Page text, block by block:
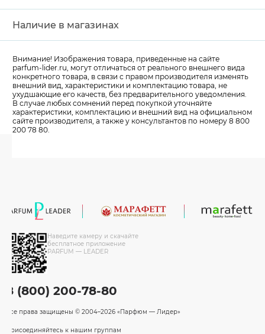
Наличие в магазинах
Внимание! Изображения товара, приведенные на сайте
parfum-lider.ru, могут отличаться от реального внешнего вида
конкретного товара, в связи с правом производителя изменять
внешний вид, характеристики и комплектацию товара, не
ухудшающие его качеств, без предварительного уведомления.
В случае любых сомнений перед покупкой уточняйте
характеристики, комплектацию и внешний вид на официальном
сайте производителя, а также у консультантов по номеру 8 800
200 78 80.
Наведите камеру и скачайте
бесплатное приложение
PARFUM — LEADER
8 (800) 200-78-80
Все права защищены © 2004–2026 «Парфюм — Лидер»
Присоединяйтесь к нашим группам